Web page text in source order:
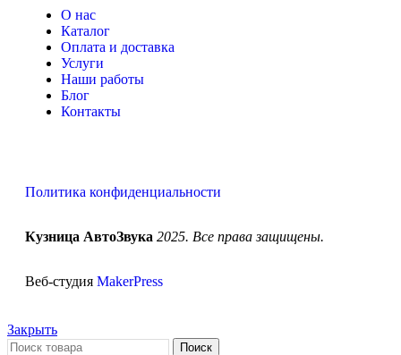
О нас
Каталог
Оплата и доставка
Услуги
Наши работы
Блог
Контакты
Политика конфиденциальности
Кузница АвтоЗвука 2025. Все права защищены.
Веб-студия MakerPress
Закрыть
Поиск